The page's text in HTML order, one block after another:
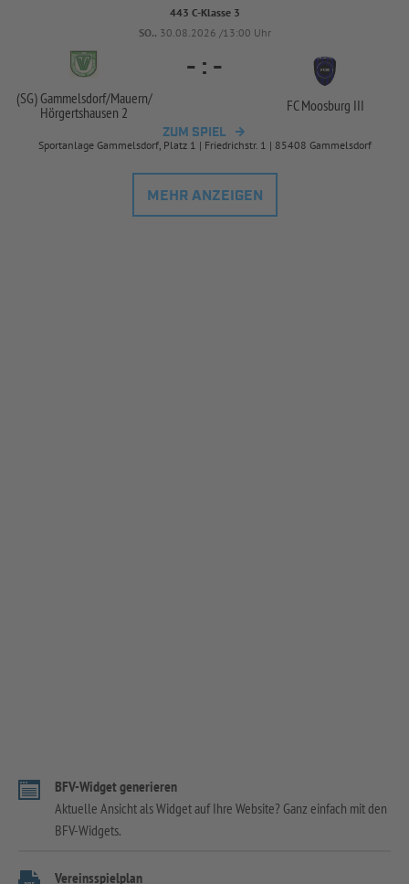
443 C-Klasse 3
SO.. 30.08.2026 /13:00 Uhr
(SG) Gammelsdorf/Mauern/
Hörgertshausen 2
- : -
FC Moosburg III
ZUM SPIEL
Sportanlage Gammelsdorf, Platz 1 | Friedrichstr. 1 | 85408 Gammelsdorf
MEHR ANZEIGEN
BFV-Widget generieren
Aktuelle Ansicht als Widget auf Ihre Website? Ganz einfach mit den
BFV-Widgets.
Vereinsspielplan